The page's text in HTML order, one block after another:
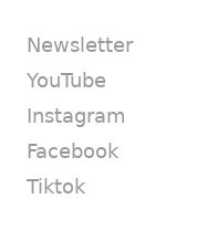
Newsletter
YouTube
Instagram
Facebook
Tiktok